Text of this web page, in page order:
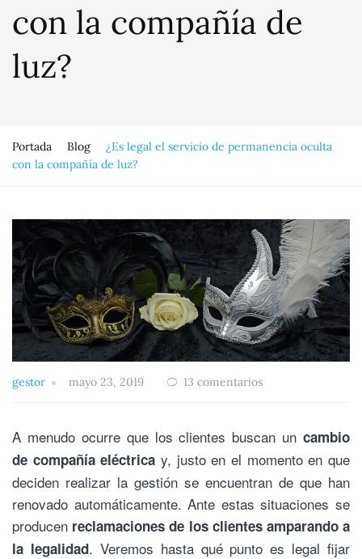
con la compañía de
luz?
Portada Blog
¿Es legal el servicio de permanencia oculta
con la compañía de luz?
gestor mayo 23, 2019 13 comentarios
A menudo ocurre que los clientes buscan un cambio
de compañía eléctrica y, justo en el momento en que
deciden realizar la gestión se encuentran de que han
renovado automáticamente. Ante estas situaciones se
producen reclamaciones de los clientes amparando a
la legalidad. Veremos hasta qué punto es legal fijar